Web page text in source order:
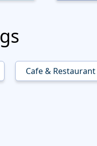
Cafe & Restaurant